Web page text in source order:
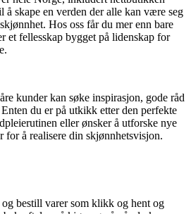
skape en verden der alle kan være seg
Hos oss får du mer enn bare
et fellesskap bygget på lidenskap for
kunder kan søke inspirasjon, gode råd
du er på utkikk etter den perfekte
eller ønsker å utforske nye
for å realisere din skjønnhetsvisjon.
og bestill varer som klikk og hent og